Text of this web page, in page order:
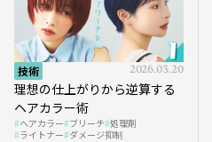
技術 2026.03.20
理想の仕上がりから逆算する
ヘアカラー術
ヘアカラー ブリーチ 処理剤
ライトナー ダメージ抑制